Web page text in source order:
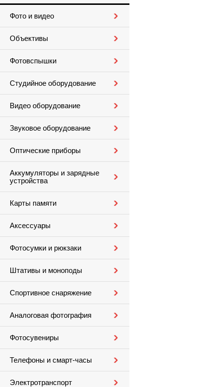
Фото и видео
Объективы
Фотовспышки
Студийное оборудование
Видео оборудование
Звуковое оборудование
Оптические приборы
Аккумуляторы и зарядные
устройства
Карты памяти
Аксессуары
Фотосумки и рюкзаки
Штативы и моноподы
Спортивное снаряжение
Аналоговая фотография
Фотосувениры
Телефоны и смарт-часы
Электротранспорт